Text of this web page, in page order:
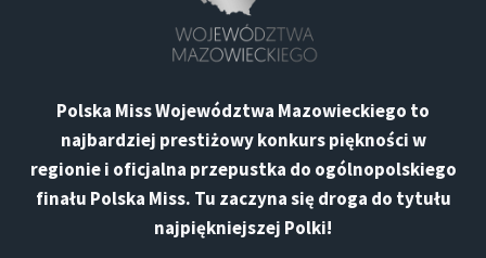
Polska Miss Województwa Mazowieckiego to
najbardziej prestiżowy konkurs piękności w
regionie i oficjalna przepustka do ogólnopolskiego
finału Polska Miss. Tu zaczyna się droga do tytułu
najpiękniejszej Polki!